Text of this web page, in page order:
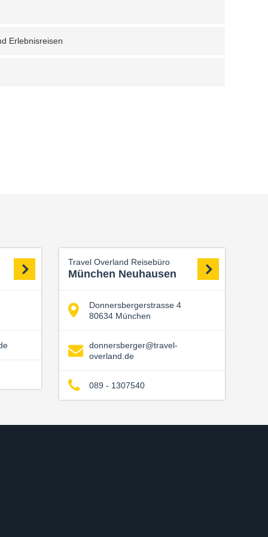
Erlebnisreisen
Travel Overland Reisebüro
München Neuhausen
Donnersbergerstrasse 4
80634 München
donnersberger@travel-
overland.de
089 - 1307540